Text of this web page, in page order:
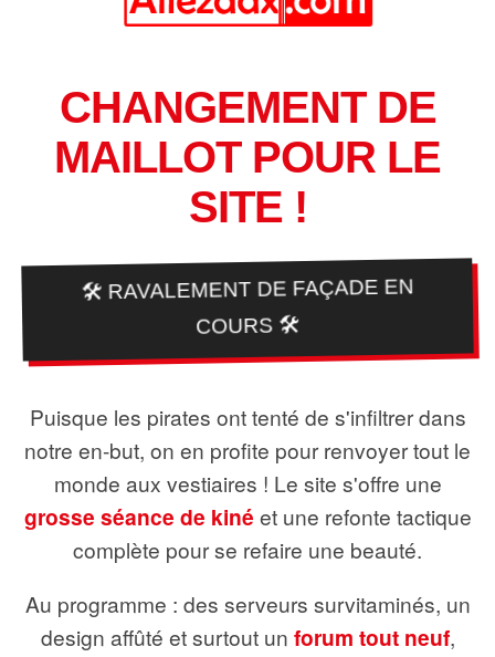
CHANGEMENT DE
MAILLOT POUR LE
SITE !
🛠️ RAVALEMENT DE FAÇADE EN
COURS 🛠️
Puisque les pirates ont tenté de s'infiltrer dans
notre en-but, on en profite pour renvoyer tout le
monde aux vestiaires ! Le site s'offre une
grosse séance de kiné et une refonte tactique
complète pour se refaire une beauté.
Au programme : des serveurs survitaminés, un
design affûté et surtout un forum tout neuf,